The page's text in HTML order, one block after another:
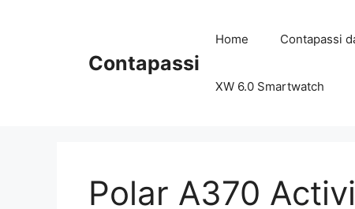
Contapassi
Home Contapassi
XW 6.0 Smartwatch
Polar A370